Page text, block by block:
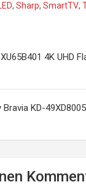
LED, Sharp, SmartTV,
4K UHD
KD-